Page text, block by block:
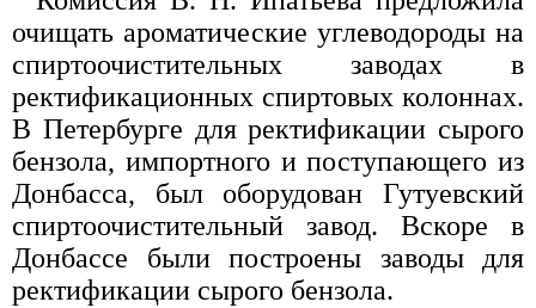
очищать ароматические углеводороды на
спиртоочистительных заводах в
ректификационных спиртовых колоннах.
В Петербурге для ректификации сырого
бензола, импортного и поступающего из
Донбасса, был оборудован Гутуевский
спиртоочистительный завод. Вскоре в
Донбассе были построены заводы для
ректификации сырого бензола.